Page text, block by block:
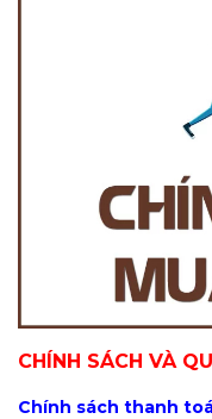
CHÍNH SÁCH VÀ
Chính sách thanh